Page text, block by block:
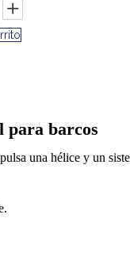
para barcos
una hélice y un